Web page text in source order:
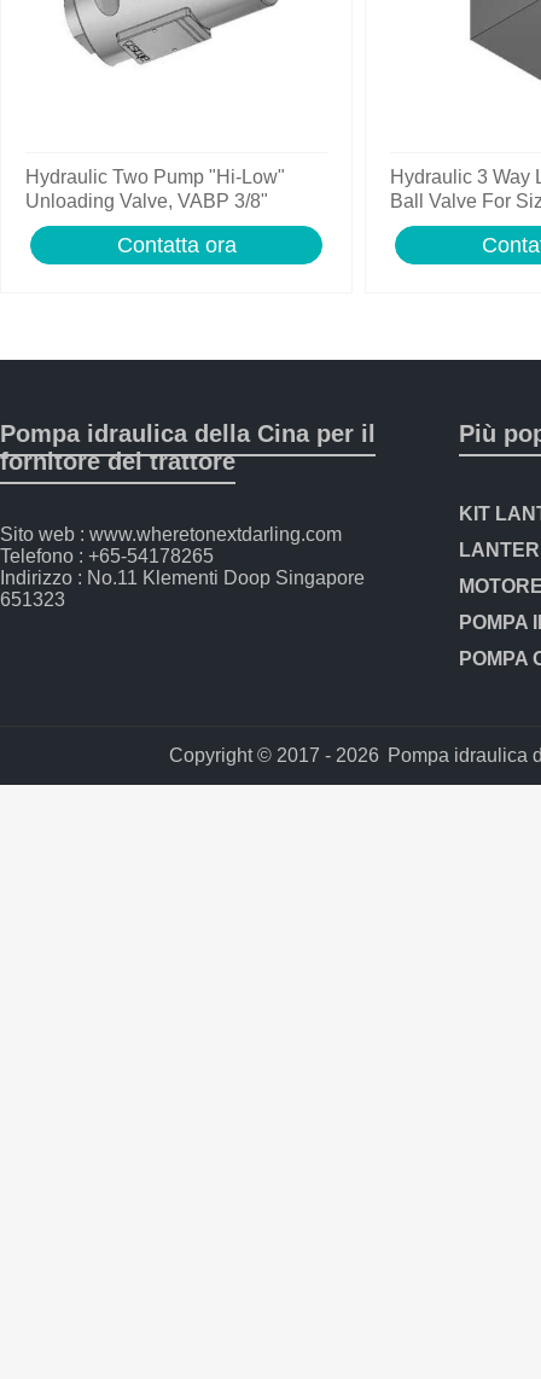
Hydraulic Two Pump "Hi-Low"
Unloading Valve, VABP 3/8"
Contatta ora
Hydraulic 3 Way
Ball Valve For
to 1.1/2"
Pompa idraulica della Cina per il
fornitore del trattore
Sito web : www.wheretonextdarling.com
Telefono : +65-54178265
Indirizzo : No.11 Klementi Doop Singapore
651323
Più
Copyright © 2017 - 2026 Pompa idraulica